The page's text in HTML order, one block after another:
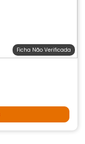
Ficha Não Verificada